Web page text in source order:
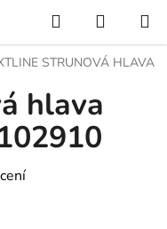
Hledat
KOŠÍK
STRUNOVÁ HLAVA
hlava